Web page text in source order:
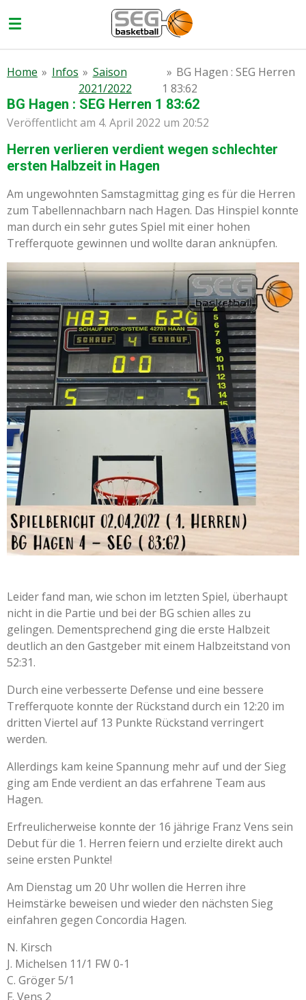
Hauptinhalt
Home » Infos » Saison
2021/2022
» BG Hagen : SEG Herren
1 83:62
BG Hagen : SEG Herren 1 83:62
Veröffentlicht am 4. April 2022 um 20:52
Herren verlieren verdient wegen schlechter
ersten Halbzeit in Hagen
Am ungewohnten Samstagmittag ging es für die Herren
zum Tabellennachbarn nach Hagen. Das Hinspiel konnte
man durch ein sehr gutes Spiel mit einer hohen
Trefferquote gewinnen und wollte daran anknüpfen.
Leider fand man, wie schon im letzten Spiel, überhaupt
nicht in die Partie und bei der BG schien alles zu
gelingen. Dementsprechend ging die erste Halbzeit
deutlich an den Gastgeber mit einem Halbzeitstand von
52:31.
Durch eine verbesserte Defense und eine bessere
Trefferquote konnte der Rückstand durch ein 12:20 im
dritten Viertel auf 13 Punkte Rückstand verringert
werden.
Allerdings kam keine Spannung mehr auf und der Sieg
ging am Ende verdient an das erfahrene Team aus
Hagen.
Erfreulicherweise konnte der 16 jährige Franz Vens sein
Debut für die 1. Herren feiern und erzielte direkt auch
seine ersten Punkte!
Am Dienstag um 20 Uhr wollen die Herren ihre
Heimstärke beweisen und wieder den nächsten Sieg
einfahren gegen Concordia Hagen.
N. Kirsch
J. Michelsen 11/1 FW 0-1
C. Gröger 5/1
F. Vens 2